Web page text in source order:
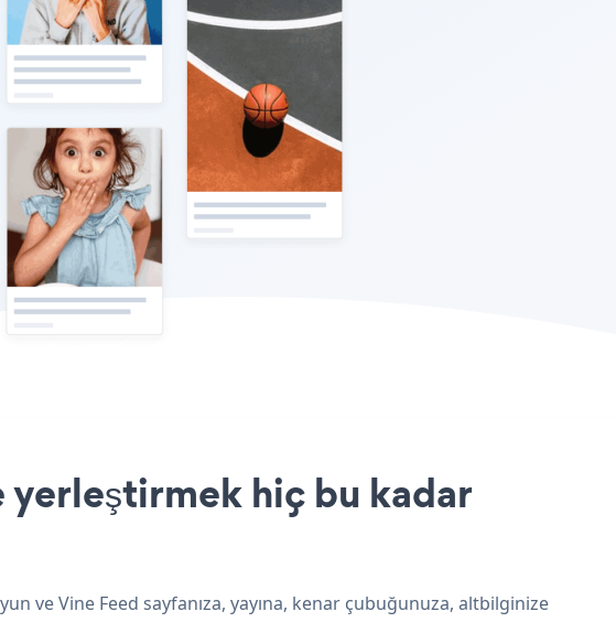
yerleştirmek hiç bu kadar
ve Vine Feed sayfanıza, yayına, kenar çubuğunuza, altbilginize